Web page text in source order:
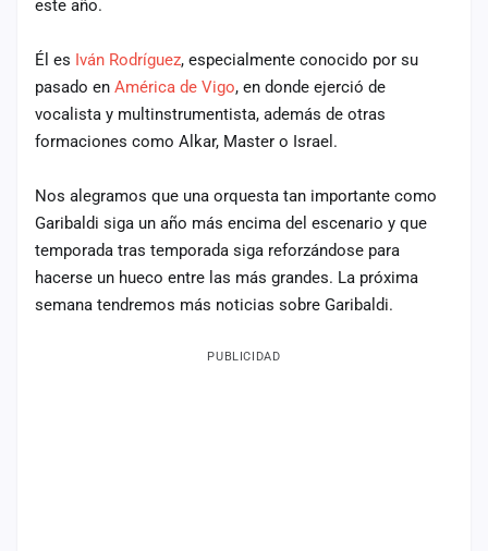
este año.
Él es Iván Rodríguez, especialmente conocido por su
pasado en América de Vigo, en donde ejerció de
vocalista y multinstrumentista, además de otras
formaciones como Alkar, Master o Israel.
Nos alegramos que una orquesta tan importante como
Garibaldi siga un año más encima del escenario y que
temporada tras temporada siga reforzándose para
hacerse un hueco entre las más grandes. La próxima
semana tendremos más noticias sobre Garibaldi.
PUBLICIDAD
Contacto